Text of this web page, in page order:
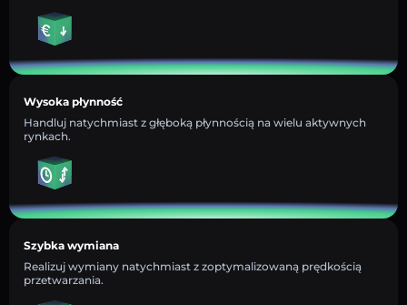
Wysoka płynność
Handluj natychmiast z głęboką płynnością na wielu aktywnych
rynkach.
Szybka wymiana
Realizuj wymiany natychmiast z zoptymalizowaną prędkością
przetwarzania.